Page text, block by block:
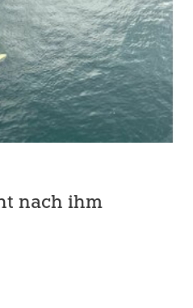
nach ihm